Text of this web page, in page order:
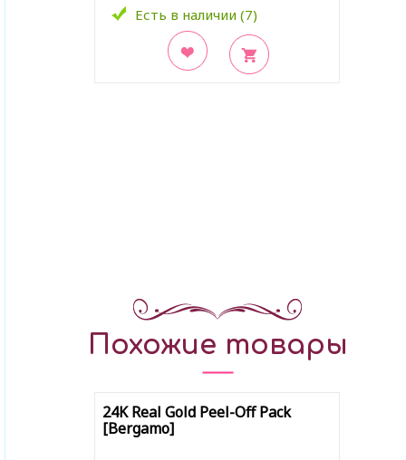
Есть в наличии (7)
Похожие товары
24K Real Gold Peel-Off Pack
[Bergamo]